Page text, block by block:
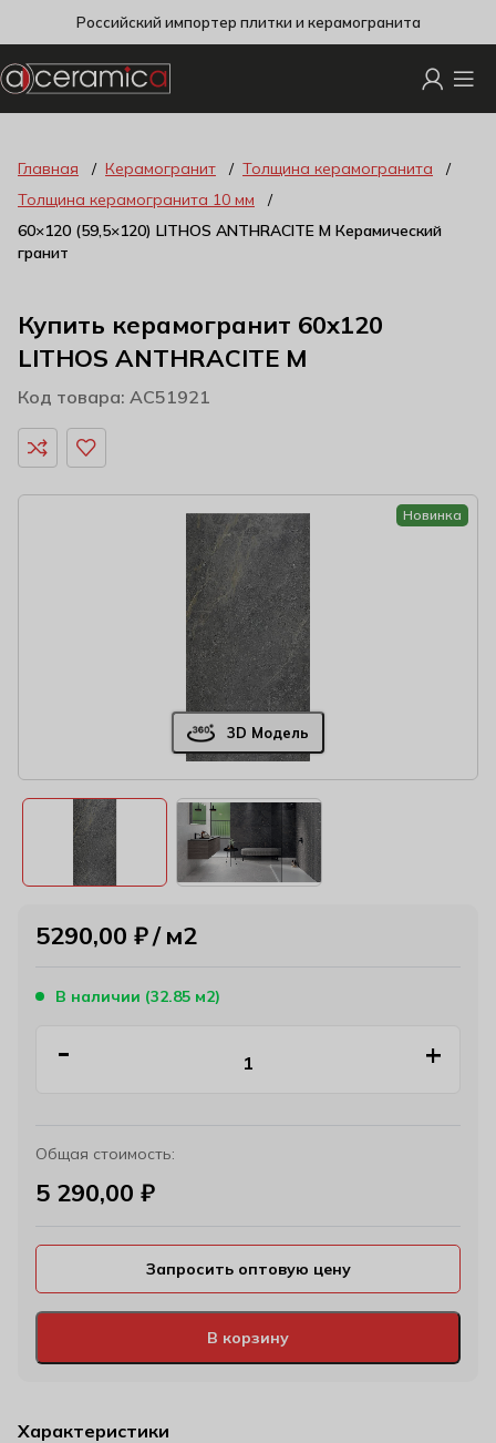
Российский импортер плитки и керамогранита
Главная Керамогранит
Толщина керамогранита
Толщина керамогранита 10 мм
60×120 (59,5×120) LITHOS ANTHRACITE M Керамический
гранит
Купить керамогранит 60x120
LITHOS ANTHRACITE M
Код товара: AC51921
3D Модель
Новинка
Характеристики
5290,00 ₽ м2
В наличии (32.85 м2)
В корзину
Общая стоимость:
5 290,00 ₽
Запросить оптовую цену